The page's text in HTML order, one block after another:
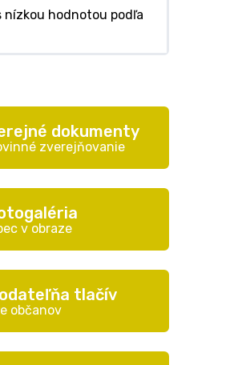
nízkou hodnotou podľa
dokumenty
zverejňovanie
v obraze
tlačív
občanov